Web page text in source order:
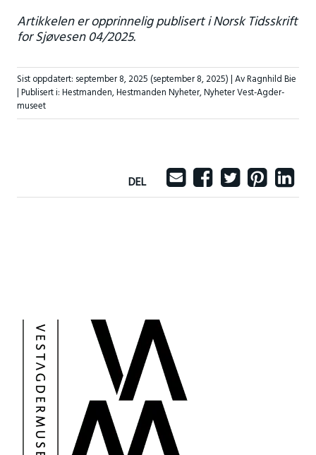
Artikkelen er opprinnelig publisert i Norsk Tidsskrift
for Sjøvesen 04/2025.
Sist oppdatert: september 8, 2025 (september 8, 2025)| Av Ragnhild Bie
|Publisert i:Hestmanden,Hestmanden Nyheter,Nyheter Vest-Agder-
museet
DEL